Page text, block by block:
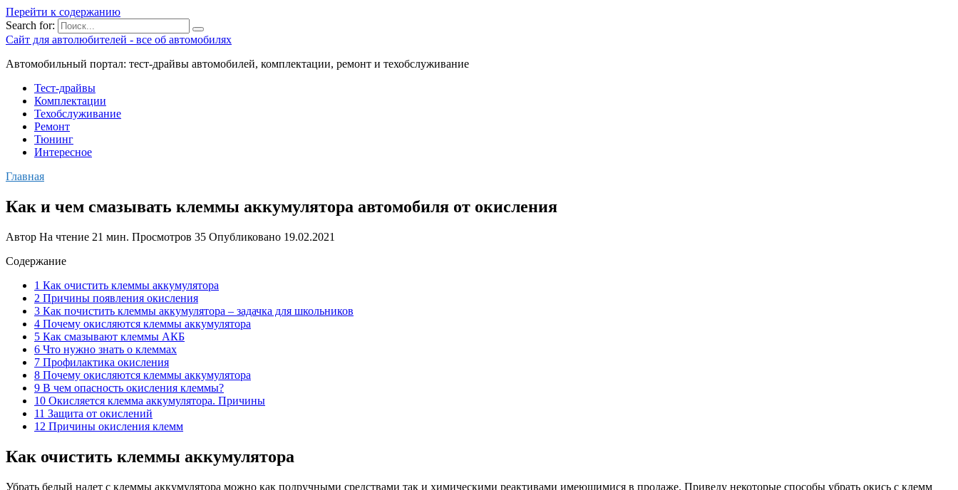
Перейти к содержанию
Search for:
Сайт для автолюбителей - все об автомобилях
Автомобильный портал: тест-драйвы автомобилей, комплектации, ремонт и техобслуживание
Тест-драйвы
Комплектации
Техобслуживание
Ремонт
Тюнинг
Интересное
Главная
Как и чем смазывать клеммы аккумулятора автомобиля от окисления
Автор На чтение 21 мин. Просмотров 35 Опубликовано 19.02.2021
Содержание
1 Как очистить клеммы аккумулятора
2 Причины появления окисления
3 Как почистить клеммы аккумулятора – задачка для школьников
4 Почему окисляются клеммы аккумулятора
5 Как смазывают клеммы АКБ
6 Что нужно знать о клеммах
7 Профилактика окисления
8 Почему окисляются клеммы аккумулятора
9 В чем опасность окисления клеммы?
10 Окисляется клемма аккумулятора. Причины
11 Защита от окислений
12 Причины окисления клемм
Как очистить клеммы аккумулятора
Убрать белый налет с клеммы аккумулятора можно как подручными средствами так и химическими реактивами имеющимися в продаже. Приведу некоторые способы убрать окись с клемм